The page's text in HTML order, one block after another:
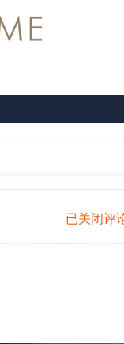
魅
舞
已关闭评